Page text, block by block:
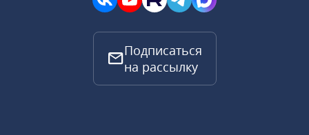
Подписаться
на рассылку